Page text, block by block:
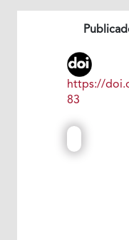
https://
83